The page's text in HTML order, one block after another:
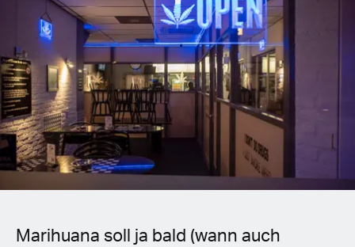
English (United States)
Spanish (Spain)
Spanish (Latin America)
German
French
Italian
Marihuana soll ja bald (wann auch